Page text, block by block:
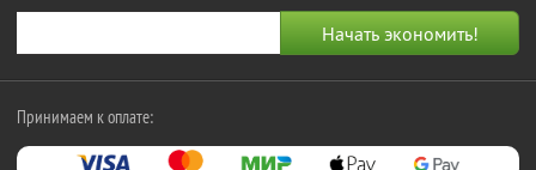
Принимаем к оплате: